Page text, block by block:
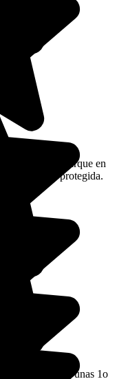
es el único parque en
una especie protegida.
formado por unas 1o